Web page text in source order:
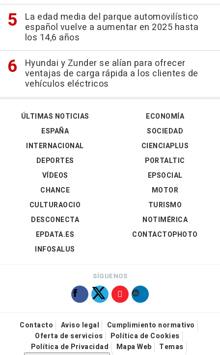
La edad media del parque automovilístico
español vuelve a aumentar en 2025 hasta
los 14,6 años
Hyundai y Zunder se alían para ofrecer
ventajas de carga rápida a los clientes de
vehículos eléctricos
ÚLTIMAS NOTICIAS
ESPAÑA
INTERNACIONAL
DEPORTES
VÍDEOS
ECONOMÍA
SOCIEDAD
CIENCIAPLUS
PORTALTIC
EPSOCIAL
CHANCE
CULTURAOCIO
DESCONECTA
EPDATA.ES
INFOSALUS
MOTOR
TURISMO
NOTIMÉRICA
CONTACTOPHOTO
SÍGUENOS
Contacto Aviso legal
Cumplimiento normativo
Oferta de servicios
Política de Cookies
Política de Privacidad
Mapa Web
Temas